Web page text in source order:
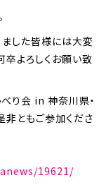
ました皆様には大変
卒よろしくお願い致
り会 in 神奈川県・
非ともご参加くださ
19621/